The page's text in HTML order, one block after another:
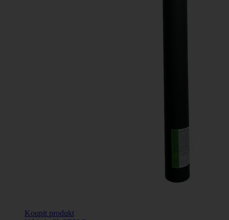
Koupit produkt